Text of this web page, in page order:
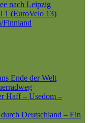
nach Leipzig
1 (EuroVelo 13)
Finnland
Ende der Welt
Haff – Usedom –
Deutschland – Ein